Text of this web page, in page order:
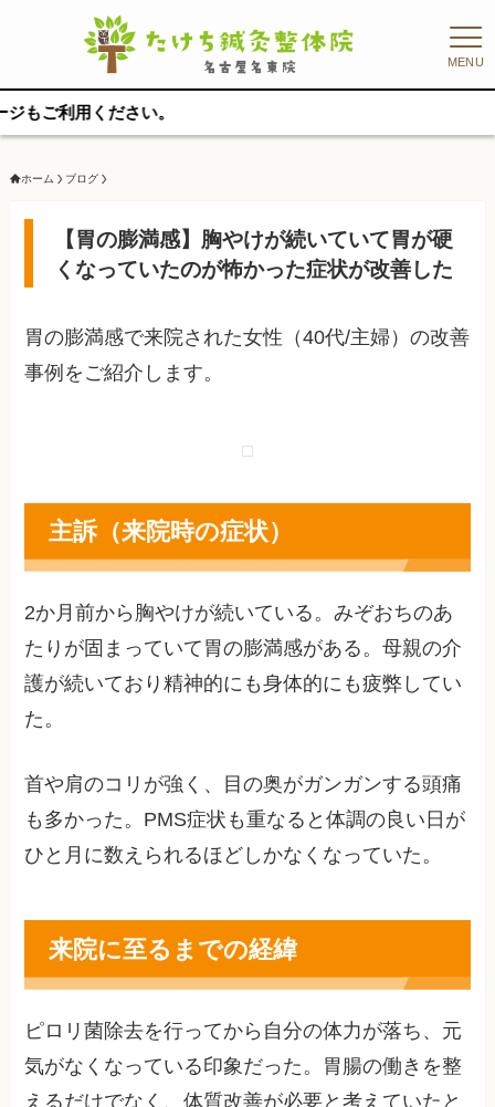
MENU
ださい。
ホーム ブログ
【胃の膨満感】胸やけが続いていて胃が硬
くなっていたのが怖かった症状が改善した
胃の膨満感で来院された女性（40代/主婦）の改善
事例をご紹介します。
主訴（来院時の症状）
2か月前から胸やけが続いている。みぞおちのあ
たりが固まっていて胃の膨満感がある。母親の介
護が続いており精神的にも身体的にも疲弊してい
た。
首や肩のコリが強く、目の奥がガンガンする頭痛
も多かった。PMS症状も重なると体調の良い日が
ひと月に数えられるほどしかなくなっていた。
来院に至るまでの経緯
ピロリ菌除去を行ってから自分の体力が落ち、元
気がなくなっている印象だった。胃腸の働きを整
えるだけでなく、体質改善が必要と考えていたと